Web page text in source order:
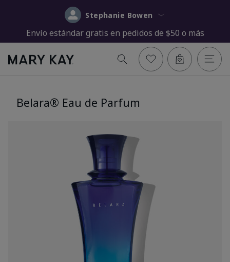
Stephanie Bowen
Envío estándar gratis en pedidos de $50 o más
Belara® Eau de Parfum